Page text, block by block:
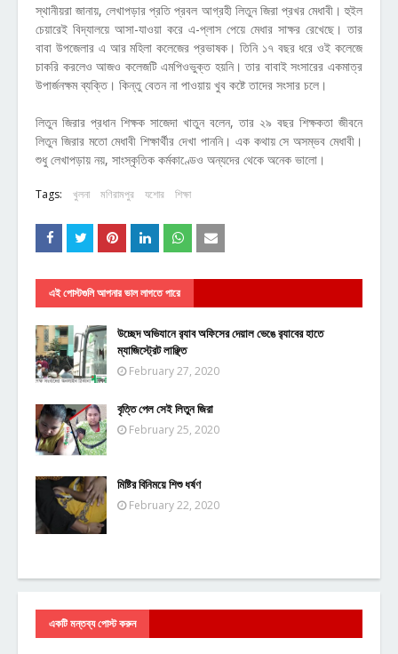
স্থানীয়রা জানায়, লেখাপড়ার প্রতি প্রবল আগ্রহী লিতুন জিরা প্রখর মেধাবী। হুইল
চেয়ারেই বিদ্যালয়ে আসা-যাওয়া করে এ-প্লাস পেয়ে মেধার সাক্ষর রেখেছে। তার
বাবা উপজেলার এ আর মহিলা কলেজের প্রভাষক। তিনি ১৭ বছর ধরে ওই কলেজে
চাকরি করলেও আজও কলেজটি এমপিওভুক্ত হয়নি। তার বাবাই সংসারের একমাত্র
উপার্জনক্ষম ব্যক্তি। কিন্তু বেতন না পাওয়ায় খুব কষ্টে তাদের সংসার চলে।
লিতুন জিরার প্রধান শিক্ষক সাজেদা খাতুন বলেন, তার ২৯ বছর শিক্ষকতা জীবনে
লিতুন জিরার মতো মেধাবী শিক্ষার্থীর দেখা পাননি। এক কথায় সে অসম্ভব মেধাবী।
শুধু লেখাপড়ায় নয়, সাংস্কৃতিক কর্মকাণ্ডেও অন্যদের থেকে অনেক ভালো।
Tags: খুলনা মণিরামপুর যশোর শিক্ষা
এই পোস্টগুলি আপনার ভাল লাগতে পারে
উচ্ছেদ অভিযানে র‍্যাব অফিসের দেয়াল ভেঙে র‍্যাবের হাতে
ম্যাজিস্ট্রেট লাঞ্ছিত
February 27, 2020
বৃত্তি পেল সেই লিতুন জিরা
February 25, 2020
মিষ্টির বিনিময়ে শিশু ধর্ষণ
February 22, 2020
একটি মন্তব্য পোস্ট করুন